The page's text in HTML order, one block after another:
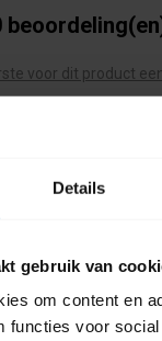
Details
gebruik van
om content en
functies voor
voor dit product